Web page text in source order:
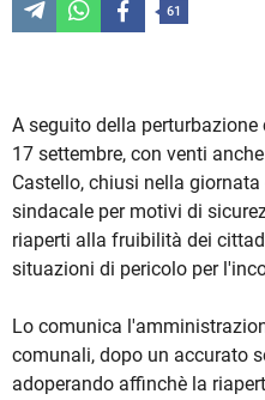
61
A seguito della
17 settembre, con venti
Castello, chiusi nella
sindacale per motivi di
riaperti alla fruibilità dei
situazioni di pericolo per
Lo comunica
comunali, dopo un accurato
adoperando affinchè la